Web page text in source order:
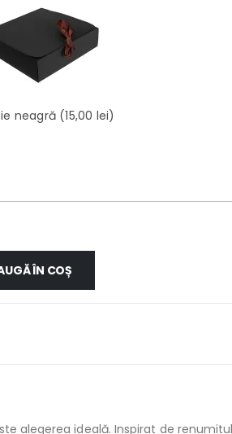
neagră (15,00 lei)
ÎN COȘ
alegerea ideală. Inspirat de